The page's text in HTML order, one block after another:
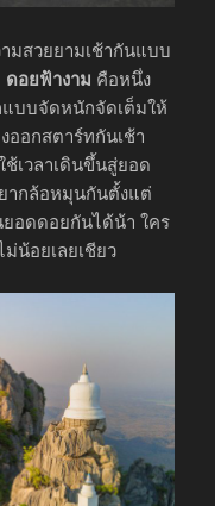
มสวยยามเช้ากันแบบ
ดอยฟ้างาม คือหนึ่ง
บบจัดหนักจัดเต็มให้
ออกสตาร์ทกันเช้า
เวลาเดินขึ้นสู่ยอด
ากล้อหมุนกันตั้งแต่
อดดอยกันได้น้า ใคร
น้อยเลยเชียว